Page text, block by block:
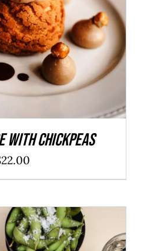
With Chickpeas
22.00